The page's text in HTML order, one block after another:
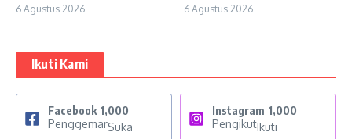
6 Agustus 2026 6 Agustus 2026
Ikuti Kami
Facebook 1,000
PenggemarSuka
Instagram 1,000
PengikutIkuti